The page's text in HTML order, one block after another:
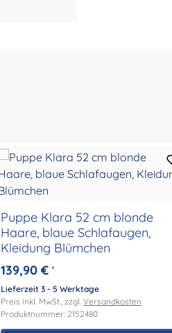
Puppe Klara 52 cm blonde
Haare, blaue Schlafaugen,
Kleidung Blümchen
139,90 € *
Lieferzeit 3 - 5 Werktage
Preis inkl. MwSt., zzgl.Versandkosten
Produktnummer: 2152480